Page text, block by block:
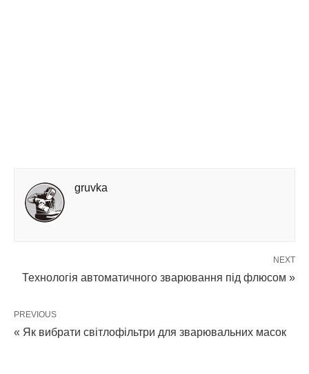
gruvka
NEXT
Технологія автоматичного зварювання під флюсом »
PREVIOUS
« Як вибрати світлофільтри для зварювальних масок